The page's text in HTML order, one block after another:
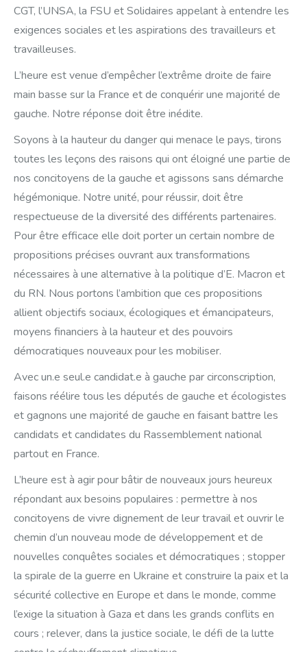
CGT, l’UNSA, la FSU et Solidaires appelant à entendre les
exigences sociales et les aspirations des travailleurs et
travailleuses.
L’heure est venue d’empêcher l’extrême droite de faire
main basse sur la France et de conquérir une majorité de
gauche. Notre réponse doit être inédite.
Soyons à la hauteur du danger qui menace le pays, tirons
toutes les leçons des raisons qui ont éloigné une partie de
nos concitoyens de la gauche et agissons sans démarche
hégémonique. Notre unité, pour réussir, doit être
respectueuse de la diversité des différents partenaires.
Pour être efficace elle doit porter un certain nombre de
propositions précises ouvrant aux transformations
nécessaires à une alternative à la politique d’E. Macron et
du RN. Nous portons l’ambition que ces propositions
allient objectifs sociaux, écologiques et émancipateurs,
moyens financiers à la hauteur et des pouvoirs
démocratiques nouveaux pour les mobiliser.
Avec un.e seul.e candidat.e à gauche par circonscription,
faisons réélire tous les députés de gauche et écologistes
et gagnons une majorité de gauche en faisant battre les
candidats et candidates du Rassemblement national
partout en France.
L’heure est à agir pour bâtir de nouveaux jours heureux
répondant aux besoins populaires : permettre à nos
concitoyens de vivre dignement de leur travail et ouvrir le
chemin d’un nouveau mode de développement et de
nouvelles conquêtes sociales et démocratiques ; stopper
la spirale de la guerre en Ukraine et construire la paix et la
sécurité collective en Europe et dans le monde, comme
l’exige la situation à Gaza et dans les grands conflits en
cours ; relever, dans la justice sociale, le défi de la lutte